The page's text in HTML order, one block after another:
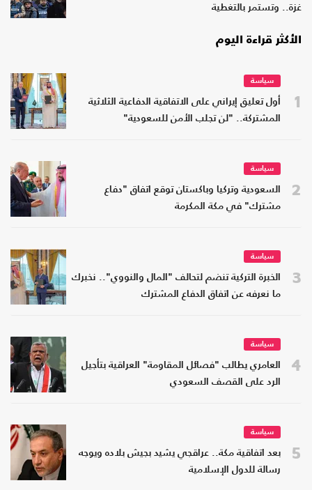
غزة.. وتستمر بالتغطية
الأكثر قراءة اليوم
1
سياسة
أول تعليق إيراني على الاتفاقية الدفاعية الثلاثية
المشتركة.. "لن تجلب الأمن للسعودية"
2
سياسة
السعودية وتركيا وباكستان توقع اتفاق "دفاع
مشترك" في مكة المكرمة
3
سياسة
الخبرة التركية تنضم لتحالف "المال والنووي".. نخبرك
ما نعرفه عن اتفاق الدفاع المشترك
4
سياسة
العامري يطالب "فصائل المقاومة" العراقية بتأجيل
الرد على القصف السعودي
5
سياسة
بعد اتفاقية مكة.. عراقجي يشيد بجيش بلاده ويوجه
رسالة للدول الإسلامية